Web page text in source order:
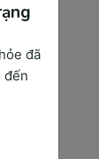
bầu
biến
căng
dấu sự
của
thể.
đã
đến